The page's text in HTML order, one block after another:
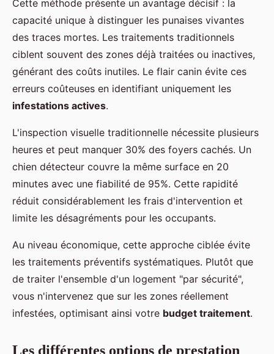
Cette méthode présente un avantage décisif : la
capacité unique à distinguer les punaises vivantes
des traces mortes. Les traitements traditionnels
ciblent souvent des zones déjà traitées ou inactives,
générant des coûts inutiles. Le flair canin évite ces
erreurs coûteuses en identifiant uniquement les
infestations actives.
L'inspection visuelle traditionnelle nécessite plusieurs
heures et peut manquer 30% des foyers cachés. Un
chien détecteur couvre la même surface en 20
minutes avec une fiabilité de 95%. Cette rapidité
réduit considérablement les frais d'intervention et
limite les désagréments pour les occupants.
Au niveau économique, cette approche ciblée évite
les traitements préventifs systématiques. Plutôt que
de traiter l'ensemble d'un logement "par sécurité",
vous n'intervenez que sur les zones réellement
infestées, optimisant ainsi votre budget traitement.
Les différentes options de prestation